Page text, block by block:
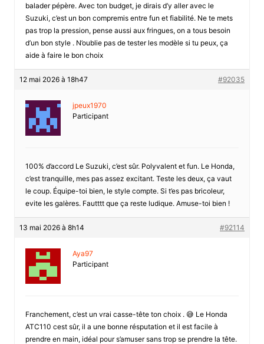
balader pépère. Avec ton budget, je dirais d’y aller avec le
Suzuki, c’est un bon compremis entre fun et fiabilité. Ne te mets
pas trop la pression, pense aussi aux fringues, on a tous besoin
d’un bon style . N’oublie pas de tester les modèle si tu peux, ça
aide à faire le bon choix
12 mai 2026 à 18h47 #92035
jpeux1970
Participant
100% d’accord Le Suzuki, c’est sûr. Polyvalent et fun. Le Honda,
c’est tranquille, mes pas assez excitant. Teste les deux, ça vaut
le coup. Équipe-toi bien, le style compte. Si t’es pas bricoleur,
evite les galères. Fautttt que ça reste ludique. Amuse-toi bien !
13 mai 2026 à 8h14 #92114
Aya97
Participant
Franchement, c’est un vrai casse-tête ton choix . 😅 Le Honda
ATC110 cest sûr, il a une bonne résputation et il est facile à
prendre en main, idéal pour s’amuser sans trop se prendre la tête.